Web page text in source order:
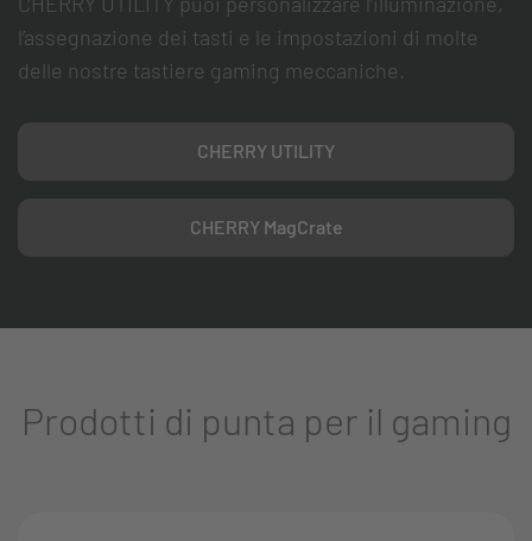
l’assegnazione dei tasti e le impostazioni di molte
delle nostre tastiere gaming meccaniche.
CHERRY UTILITY
CHERRY MagCrate
Prodotti di punta per il gaming